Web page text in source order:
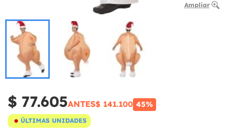
Ampliar
$ 77.605ANTES$ 141.100 45%
ÚLTIMAS UNIDADES